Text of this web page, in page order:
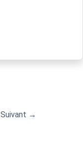
Suivant →